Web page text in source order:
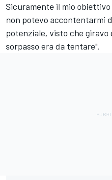
Sicuramente il mio
non potevo accontentarmi
potenziale, visto che
sorpasso era da tentare".